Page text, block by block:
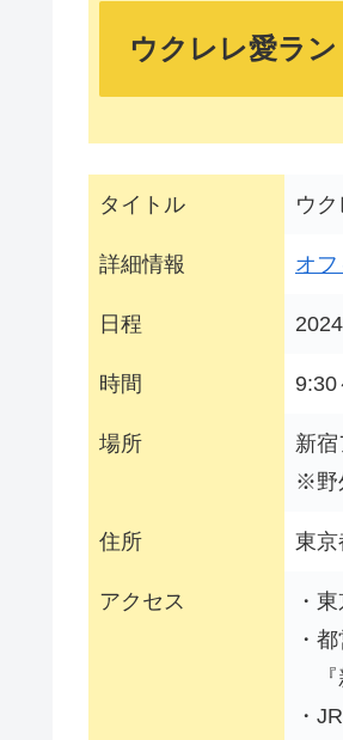
ウクレレ愛ラ
タイトル ウ
詳細情報 オ
日程
時間 9:30
場所
新
※野
住所 東京
アクセス
・
・
『
・